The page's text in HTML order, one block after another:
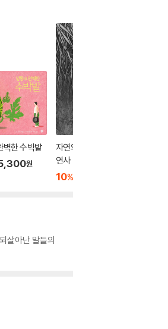
벽한 수박밭
원
자연의 가장자리와 자
연사
10%
살아난 말들의